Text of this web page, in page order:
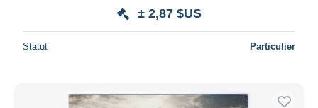
± 2,87 $US
Statut Particulier